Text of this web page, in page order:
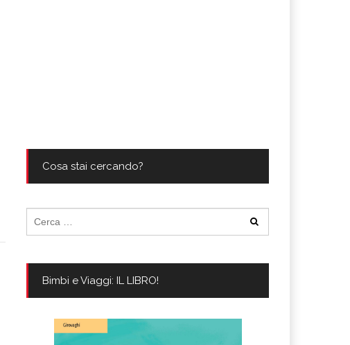
Cosa stai cercando?
per:
Bimbi e Viaggi: IL LIBRO!